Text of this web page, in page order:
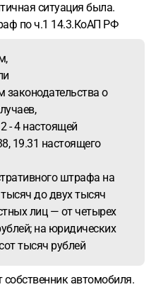
ситуация была.
по ч.1 14.3.КоАП РФ
законодательства о
- 4 настоящей
19.31 настоящего
штрафа на
до двух тысяч
лиц — от четырех
на юридических
тысяч рублей
автомобиля.